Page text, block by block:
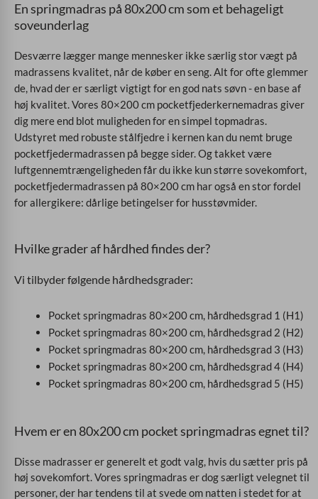
En springmadras på 80x200 cm som et behageligt
soveunderlag
Desværre lægger mange mennesker ikke særlig stor vægt på
madrassens kvalitet, når de køber en seng. Alt for ofte glemmer
de, hvad der er særligt vigtigt for en god nats søvn - en base af
høj kvalitet. Vores 80×200 cm pocketfjederkernemadras giver
dig mere end blot muligheden for en simpel topmadras.
Udstyret med robuste stålfjedre i kernen kan du nemt bruge
pocketfjedermadrassen på begge sider. Og takket være
luftgennemtrængeligheden får du ikke kun større sovekomfort,
pocketfjedermadrassen på 80×200 cm har også en stor fordel
for allergikere: dårlige betingelser for husstøvmider.
Hvilke grader af hårdhed findes der?
Vi tilbyder følgende hårdhedsgrader:
Pocket springmadras 80×200 cm, hårdhedsgrad 1 (H1)
Pocket springmadras 80×200 cm, hårdhedsgrad 2 (H2)
Pocket springmadras 80×200 cm, hårdhedsgrad 3 (H3)
Pocket springmadras 80×200 cm, hårdhedsgrad 4 (H4)
Pocket springmadras 80×200 cm, hårdhedsgrad 5 (H5)
Hvem er en 80x200 cm pocket springmadras egnet til?
Disse madrasser er generelt et godt valg, hvis du sætter pris på
høj sovekomfort. Vores springmadras er dog særligt velegnet til
personer, der har tendens til at svede om natten i stedet for at